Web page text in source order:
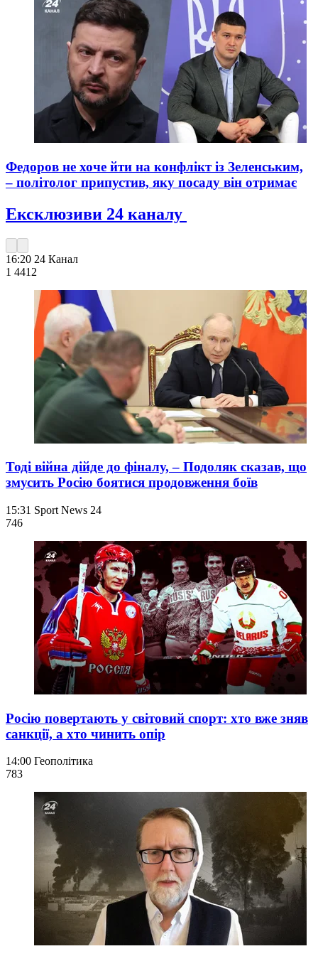
Федоров не хоче йти на конфлікт із Зеленським,
– політолог припустив, яку посаду він отримає
Ексклюзиви 24 каналу
16:20 24 Канал
1 441 2
Тоді війна дійде до фіналу, – Подоляк сказав, що
змусить Росію боятися продовження боїв
15:31 Sport News 24
746
Росію повертають у світовий спорт: хто вже зняв
санкції, а хто чинить опір
14:00 Геополітика
783